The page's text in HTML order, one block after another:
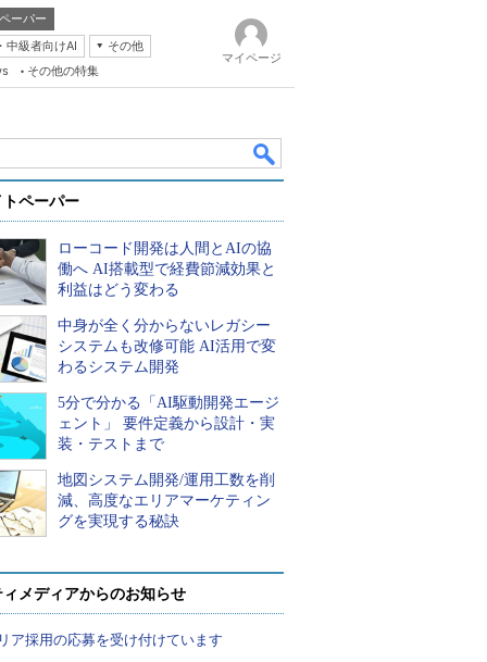
ーパー
中級者向けAI
その他
その他の特集
マイページ
ペーパー
ローコード開発は人間とAIの協
働へ AI搭載型で経費節減効果と
利益はどう変わる
中身が全く分からないレガシー
システムも改修可能 AI活用で変
わるシステム開発
5分で分かる「AI駆動開発エージ
ェント」 要件定義から設計・実
装・テストまで
地図システム開発/運用工数を削
減、高度なエリアマーケティン
グを実現する秘訣
メディアからのお知らせ
ア採用の応募を受け付けています